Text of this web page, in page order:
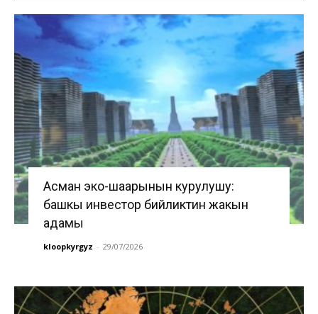
Асман эко-шаарынын курулушу:
башкы инвестор бийликтин жакын
адамы
kloopkyrgyz - 29/07/2026